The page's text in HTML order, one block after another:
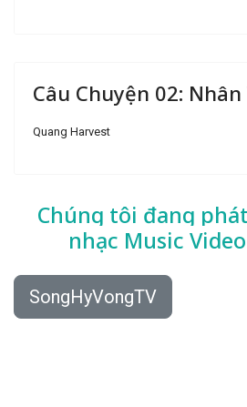
Câu Chuyện 02: Nhân
Quang Harvest
Chúng tôi đang
nhạc Music
SongHyVongTV